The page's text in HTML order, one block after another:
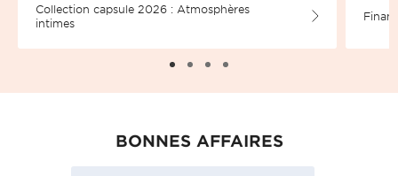
Collection capsule 2026 : Atmosphères
intimes
BONNES AFFAIRES